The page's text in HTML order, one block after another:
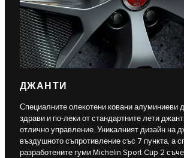
ДЖАНТИ
Специалните олекотени ковани алуминиеви
здрави и по-леки от стандартните лети
отлично управление. Уникалният дизайн на
въздушното съпротивление със 7 пункта, а
разработените гуми Michelin Sport Cup 2